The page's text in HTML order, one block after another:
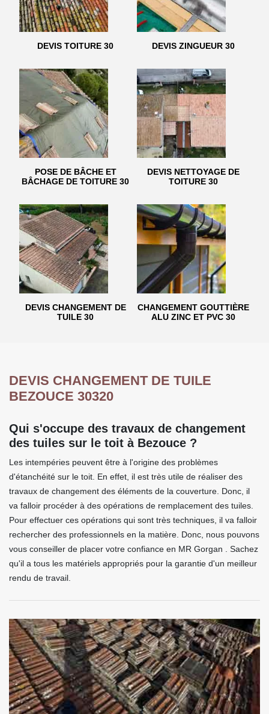
DEVIS TOITURE 30 DEVIS ZINGUEUR 30
POSE DE BÂCHE ET
BÂCHAGE DE TOITURE 30
DEVIS NETTOYAGE DE
TOITURE 30
DEVIS CHANGEMENT DE
TUILE 30
CHANGEMENT GOUTTIÈRE
ALU ZINC ET PVC 30
DEVIS CHANGEMENT DE TUILE
BEZOUCE 30320
Qui s'occupe des travaux de changement
des tuiles sur le toit à Bezouce ?
Les intempéries peuvent être à l'origine des problèmes
d'étanchéité sur le toit. En effet, il est très utile de réaliser des
travaux de changement des éléments de la couverture. Donc, il
va falloir procéder à des opérations de remplacement des tuiles.
Pour effectuer ces opérations qui sont très techniques, il va falloir
rechercher des professionnels en la matière. Donc, nous pouvons
vous conseiller de placer votre confiance en MR Gorgan . Sachez
qu'il a tous les matériels appropriés pour la garantie d'un meilleur
rendu de travail.